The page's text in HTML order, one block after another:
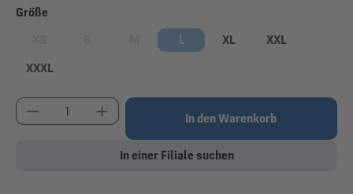
Größe
(Diese Option ist zurzeit nicht verfügbar.)
(Diese Option ist zurzeit nicht verfügbar.)
(Diese Option ist zurzeit nicht verfügbar.)
L XL
XXL
XXXL
Produkt Anzahl: Gib den gewünschten Wert ein
In den Warenkorb
In einer Filiale suchen